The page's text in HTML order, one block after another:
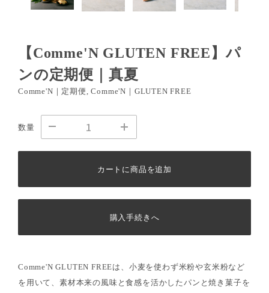
【Comme'N GLUTEN FREE】パ
ンの定期便｜真夏
Comme'N｜定期便, Comme'N｜GLUTEN FREE
数量
カートに商品を追加
購入手続きへ
Comme'N GLUTEN FREEは、小麦を使わず米粉や玄米粉など
を用いて、素材本来の風味と食感を活かしたパンと焼き菓子を